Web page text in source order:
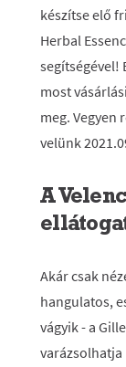
készítse elő
Herbal
segítségével!
most
meg. Vegyen
velünk
A
Akár csak
hangulatos,
vágyik - a
varázsolhatja